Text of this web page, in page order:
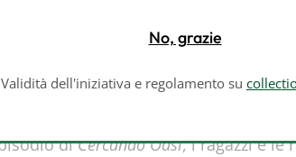
No, grazie
Validità dell'iniziativa e regolamento su
con il futuro? Possiamo ancora
diCercando Oasi, i ragazzi e le